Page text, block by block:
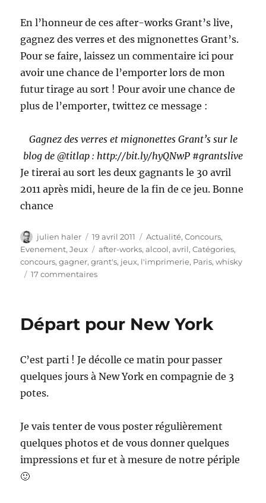
En l’honneur de ces after-works Grant’s live,
gagnez des verres et des mignonettes Grant’s.
Pour se faire, laissez un commentaire ici pour
avoir une chance de l’emporter lors de mon
futur tirage au sort ! Pour avoir une chance de
plus de l’emporter, twittez ce message :
Gagnez des verres et mignonettes Grant’s sur le
blog de @titlap : http://bit.ly/hyQNwP #grantslive
Je tirerai au sort les deux gagnants le 30 avril
2011 après midi, heure de la fin de ce jeu. Bonne
chance
Auteur
julien haler
Publié
le
19 avril 2011 Catégories
Actualité,Concours,
Evenement,Jeux Étiquettes
after-works,alcool,avril,Catégories,
concours,gagner,grant's, jeux, l'imprimerie, Paris,whisky
17 commentairessur
Grant’s
Départ pour New York
C’est parti ! Je décolle ce matin pour passer
quelques jours à New York en compagnie de 3
potes.
Je vais tenter de vous poster régulièrement
quelques photos et de vous donner quelques
impressions et fur et à mesure de notre périple
🙂